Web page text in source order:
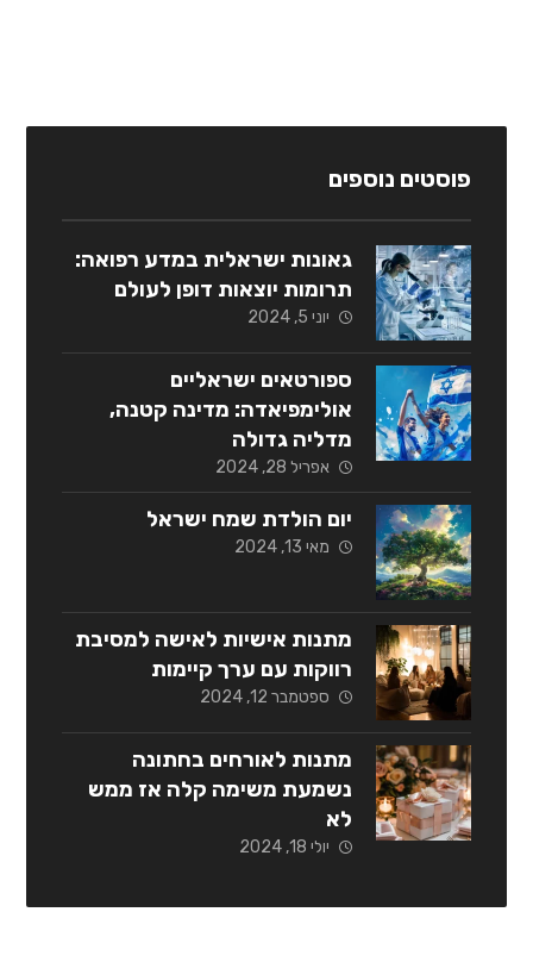
פוסטים נוספים
גאונות ישראלית במדע רפואה:
תרומות יוצאות דופן לעולם
יוני 5, 2024
ספורטאים ישראליים
אולימפיאדה: מדינה קטנה,
מדליה גדולה
אפריל 28, 2024
יום הולדת שמח ישראל
מאי 13, 2024
מתנות אישיות לאישה למסיבת
רווקות עם ערך קיימות
ספטמבר 12, 2024
מתנות לאורחים בחתונה
נשמעת משימה קלה אז ממש
לא
יולי 18, 2024